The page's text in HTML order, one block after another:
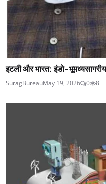
इटली और भारत: इंडो-
SuragBureauMay 19, 2026 0 8